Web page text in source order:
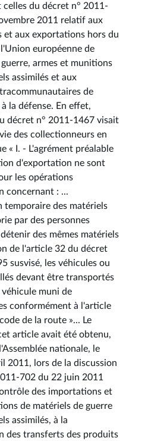
celles du décret n° 2011-
2011 relatif aux
et aux exportations hors du
européenne de
armes et munitions
assimilés et aux
de
la défense. En effet,
décret n° 2011-1467 visait
des collectionneurs en
« I. - L'agrément préalable
d'exportation ne sont
les opérations
concernant : ...
temporaire des matériels
par des personnes
des mêmes matériels
de l'article 32 du décret
susvisé, les véhicules ou
devant être transportés
muni de
conformément à l'article
de la route »... Le
article avait été obtenu,
nationale, le
2011, lors de la discussion
702 du 22 juin 2011
des importations et
de matériels de guerre
assimilés, à la
des transferts des produits